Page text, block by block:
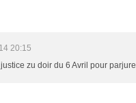
20:15
zu doir du 6 Avril pour parjure